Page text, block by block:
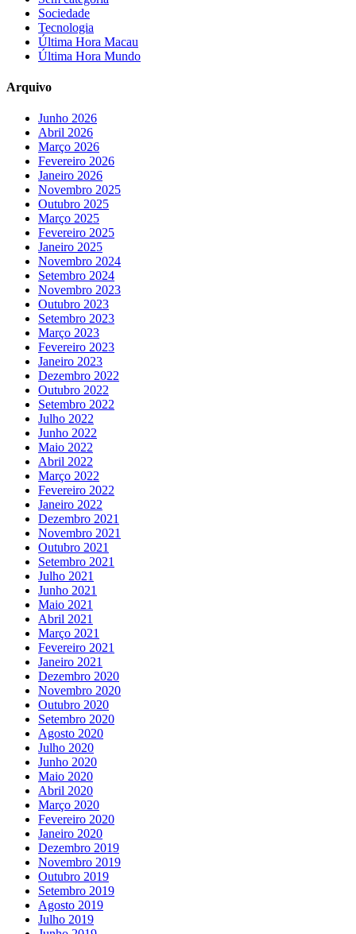
Sociedade
Tecnologia
Última Hora Macau
Última Hora Mundo
Arquivo
Junho 2026
Abril 2026
Março 2026
Fevereiro 2026
Janeiro 2026
Novembro 2025
Outubro 2025
Março 2025
Fevereiro 2025
Janeiro 2025
Novembro 2024
Setembro 2024
Novembro 2023
Outubro 2023
Setembro 2023
Março 2023
Fevereiro 2023
Janeiro 2023
Dezembro 2022
Outubro 2022
Setembro 2022
Julho 2022
Junho 2022
Maio 2022
Abril 2022
Março 2022
Fevereiro 2022
Janeiro 2022
Dezembro 2021
Novembro 2021
Outubro 2021
Setembro 2021
Julho 2021
Junho 2021
Maio 2021
Abril 2021
Março 2021
Fevereiro 2021
Janeiro 2021
Dezembro 2020
Novembro 2020
Outubro 2020
Setembro 2020
Agosto 2020
Julho 2020
Junho 2020
Maio 2020
Abril 2020
Março 2020
Fevereiro 2020
Janeiro 2020
Dezembro 2019
Novembro 2019
Outubro 2019
Setembro 2019
Agosto 2019
Julho 2019